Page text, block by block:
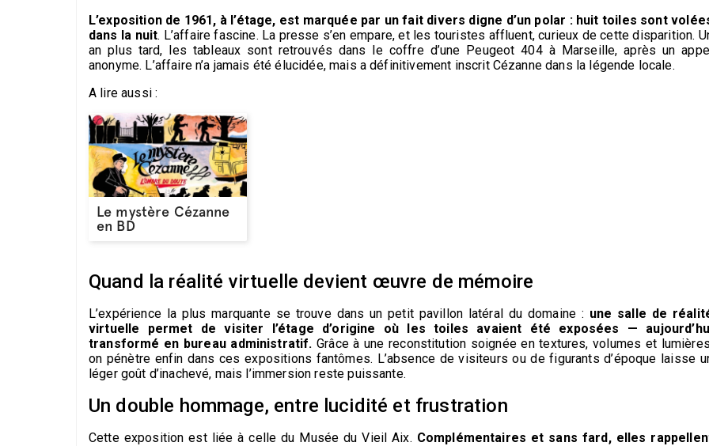
L’exposition de 1961, à l’étage, est marquée par un fait divers digne d’un polar : huit toiles sont
dans la nuit. L’affaire fascine. La presse s’en empare, et les touristes affluent, curieux de cette disparition.
an plus tard, les tableaux sont retrouvés dans le coffre d’une Peugeot 404 à Marseille, après un
anonyme. L’affaire n’a jamais été élucidée, mais a définitivement inscrit Cézanne dans la légende locale.
A lire aussi :
Le mystère Cézanne
en BD
Quand la réalité virtuelle devient œuvre de mémoire
L’expérience la plus marquante se trouve dans un petit pavillon latéral du domaine : une salle de
virtuelle permet de visiter l’étage d’origine où les toiles avaient été exposées —
transformé en bureau administratif. Grâce à une reconstitution soignée en textures, volumes et
on pénètre enfin dans ces expositions fantômes. L’absence de visiteurs ou de figurants d’époque laisse
léger goût d’inachevé, mais l’immersion reste puissante.
Un double hommage, entre lucidité et frustration
Cette exposition est liée à celle du Musée du Vieil Aix. Complémentaires et sans fard, elles